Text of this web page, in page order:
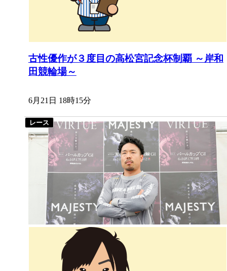
古性優作が３度目の高松宮記念杯制覇 ～岸和
田競輪場～
6月21日 18時15分